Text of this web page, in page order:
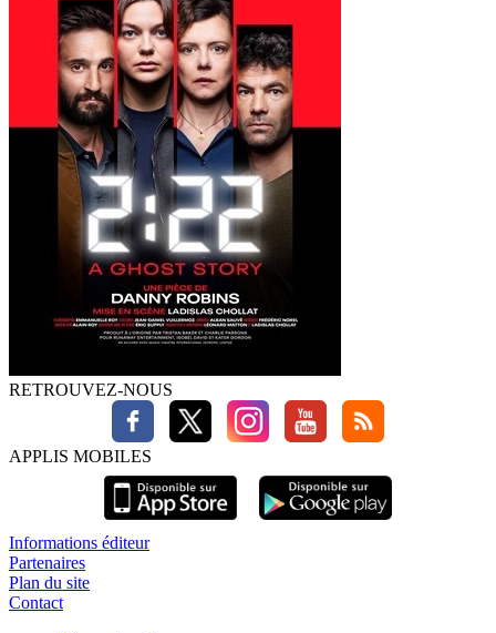
RETROUVEZ-NOUS
APPLIS MOBILES
Informations éditeur
Partenaires
Plan du site
Contact